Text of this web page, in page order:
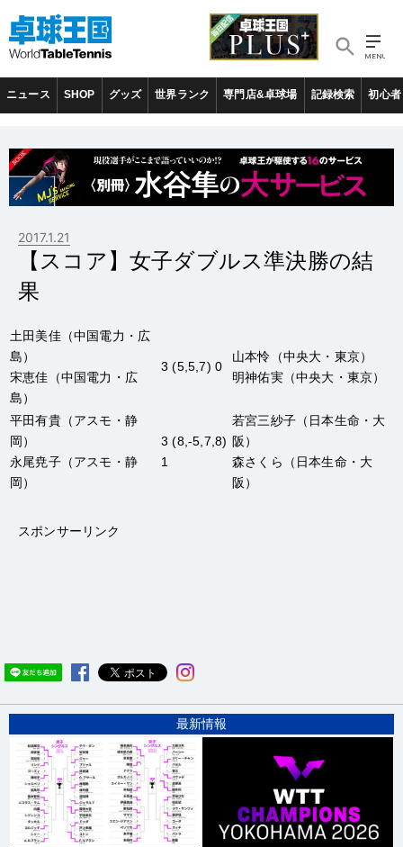
ニュース SHOP グッズ 世界ランク 専門店&卓球場 記録検索 初心者
2017.1.21
【スコア】女子ダブルス準決勝の結
果
土田美佳（中国電力・広
島）
宋恵佳 （中国電力・広
島）
3 (5,5,7) 0
山本怜 （中央大・東京）
明神佑実（中央大・東京）
平田有貴（アスモ・静
岡）
永尾尭子（アスモ・静
岡）
3 (8,-5,7,8)
1
若宮三紗子 （日本生命・大
阪）
森さくら
（日本生命・大
阪）
スポンサーリンク
最新情報